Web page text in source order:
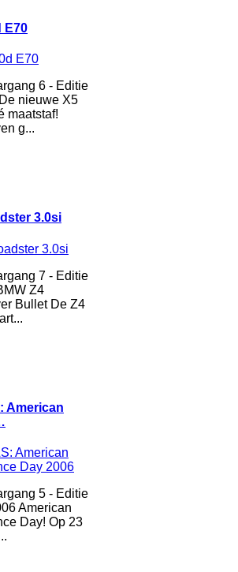
E70
6 - Editie
nieuwe X5
maatstaf!
g...
3.0si
7 - Editie
Z4
Bullet De Z4
American
5 - Editie
American
Day! Op 23